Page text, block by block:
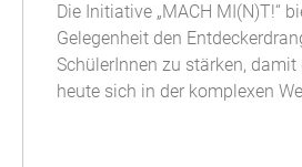
Die Initiative „MACH MI(N)T!“
Gelegenheit den
SchülerInnen zu stärken,
heute sich in der komplexen